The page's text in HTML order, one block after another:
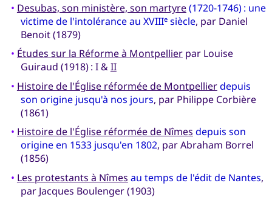
• Desubas, son ministère, son martyre(1720-1746) : une
victime de l'intolérance au XVIIIesiècle, par Daniel
Benoit (1879)
• Études sur la Réforme à Montpellierpar Louise
Guiraud (1918) : I &II
• Histoire de l'Église réformée de Montpellierdepuis
son origine jusqu'à nos jours, par Philippe Corbière
(1861)
• Histoire de l'Église réformée de Nîmes depuis son
origine en 1533 jusqu'en 1802, par Abraham Borrel
(1856)
• Les protestants à Nîmes au temps de l'édit de Nantes,
par Jacques Boulenger (1903)